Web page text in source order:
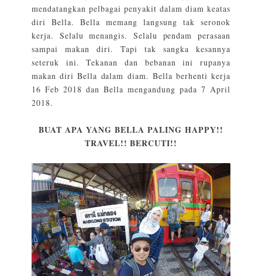
mendatangkan pelbagai penyakit dalam diam keatas
diri Bella. Bella memang langsung tak seronok
kerja. Selalu menangis. Selalu pendam perasaan
sampai makan diri. Tapi tak sangka kesannya
seteruk ini. Tekanan dan bebanan ini rupanya
makan diri Bella dalam diam. Bella berhenti kerja
16 Feb 2018 dan Bella mengandung pada 7 April
2018.
BUAT APA YANG BELLA PALING HAPPY!!
TRAVEL!! BERCUTI!!